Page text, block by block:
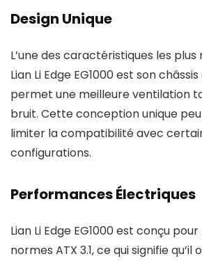
Design Unique
L’une des caractéristiques les
Lian Li Edge EG1000 est son
permet une meilleure ventilation
bruit. Cette conception unique
limiter la compatibilité avec
configurations.
Performances Électriques
Lian Li Edge EG1000 est conçu
normes ATX 3.1, ce qui signifie qu’il